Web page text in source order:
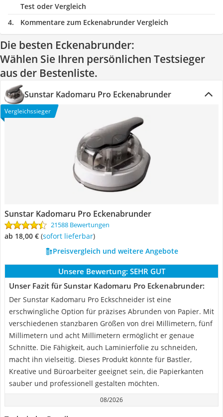
Test oder Vergleich
Kommentare zum Eckenabrunder Vergleich
Die besten Eckenabrunder:
Wählen Sie Ihren persönlichen Testsieger
aus der Bestenliste.
Sunstar Kadomaru Pro Eckenabrunder
Vergleichssieger
Sunstar Kadomaru Pro Eckenabrunder
21588 Bewertungen
ab 18,00 € ( Sofort lieferbar)
Preisvergleich und weitere Angebote
Unsere Bewertung: SEHR GUT
Unser Fazit für Sunstar Kadomaru Pro Eckenabrunder:
Der Sunstar Kadomaru Pro Eckschneider ist eine
erschwingliche Option für präzises Abrunden von Papier. Mit
verschiedenen stanzbaren Größen von drei Millimetern, fünf
Millimetern und acht Millimetern ermöglicht er genaue
Schnitte. Die Fähigkeit, auch Laminierfolie zu schneiden,
macht ihn vielseitig. Dieses Produkt könnte für Bastler,
Kreative und Büroarbeiter geeignet sein, die Papierkanten
sauber und professionell gestalten möchten.
08/2026